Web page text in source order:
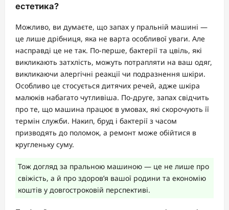
естетика?
Можливо, ви думаєте, що запах у пральній машині —
це лише дрібниця, яка не варта особливої уваги. Але
насправді це не так. По-перше, бактерії та цвіль, які
викликають затхлість, можуть потрапляти на ваш одяг,
викликаючи алергічні реакції чи подразнення шкіри.
Особливо це стосується дитячих речей, адже шкіра
малюків набагато чутливіша. По-друге, запах свідчить
про те, що машина працює в умовах, які скорочують її
термін служби. Накип, бруд і бактерії з часом
призводять до поломок, а ремонт може обійтися в
кругленьку суму.
Тож догляд за пральною машиною — це не лише про
свіжість, а й про здоров’я вашої родини та економію
коштів у довгостроковій перспективі.